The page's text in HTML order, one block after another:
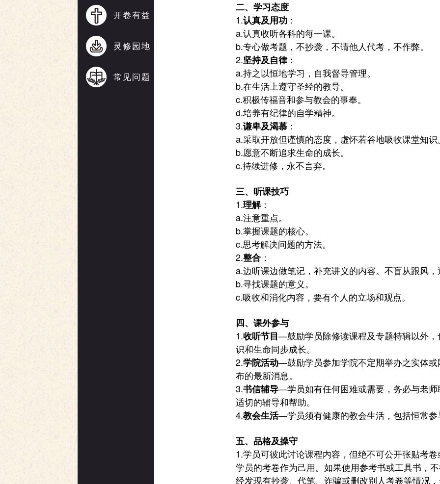
开卷有益
灵修园地
常见问题
二、学习态度
1.认真及用功：
a.认真收听各科的每一课。
b.专心做考题，不抄袭，不请他人代考，不作弊。
2.坚持及自律：
a.持之以恒地学习，自我督导管理。
b.在生活上遵守圣经的教导。
c.积极传福音和参与教会的事奉。
d.培养有纪律的自学精神。
3.谦卑及渴慕：
a.采取开放但谨慎的态度，虚怀若谷地吸收课堂知识
b.愿意不断追求生命的成长。
c.持续进修，永不言弃。
三、听课技巧
1.理解：
a.注意重点。
b.掌握课题的核心。
c.思考解决问题的方法。
2.整合：
a.边听课边做笔记，补充讲义的内容。不盲从跟风
b.寻找课题的意义。
c.吸收和消化内容，要有个人的立场和观点。
四、课外参与
1.收听节目—鼓励学员除修读课程及专题特辑以外
识和生命同步成长。
2.学院活动—鼓励学员参加学院不定期举办之实体
布的最新消息。
3.书信辅导—学员如有任何困难或需要，务必与老
适切的辅导和帮助。
4.教会生活—学员须有健康的教会生活，包括恒常
五、品格及操守
1.学员可彼此讨论课程内容，但绝不可公开张贴考
学员的考卷作为己用。如果使用参考书或工具书，
经发现有抄袭、代笔、诈骗或删改别人考卷等情况